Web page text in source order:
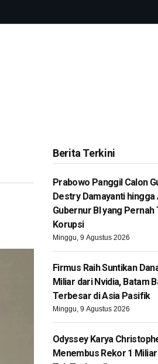
Berita Terkini
Prabowo Panggil Calon
Destry Damayanti hingga
Gubernur BI yang
Korupsi
Minggu, 9 Agustus 2026
Firmus Raih Suntikan
Miliar dari Nvidia, Batam
Terbesar di Asia Pasifik
Minggu, 9 Agustus 2026
Odyssey Karya
Menembus Rekor 1